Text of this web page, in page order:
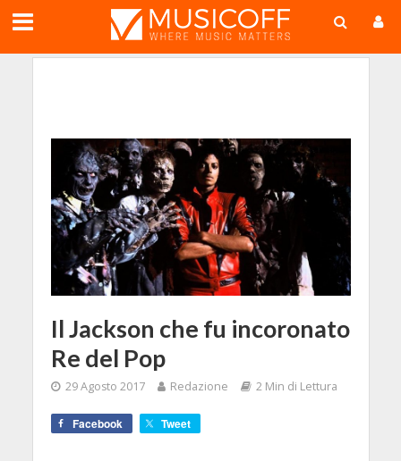
Il Jackson che fu incoronato
Re del Pop
29 Agosto 2017 Redazione 2 Min di Lettura
Facebook Tweet